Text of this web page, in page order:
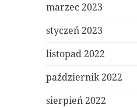
marzec 2023
styczeń 2023
listopad 2022
październik 2022
sierpień 2022